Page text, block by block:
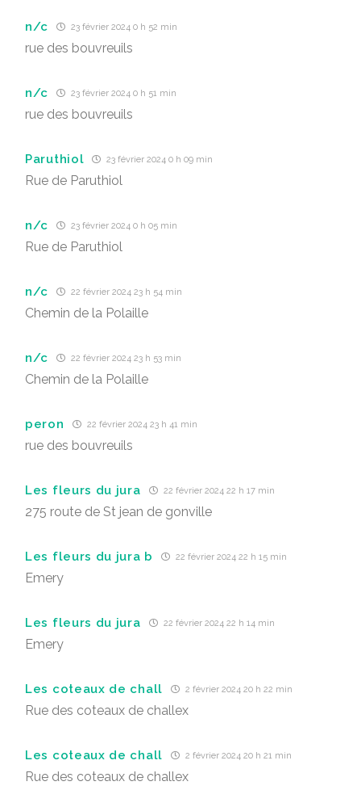
n/c 23 février 2024 0 h 52 min
rue des bouvreuils
n/c 23 février 2024 0 h 51 min
rue des bouvreuils
Paruthiol 23 février 2024 0 h 09 min
Rue de Paruthiol
n/c 23 février 2024 0 h 05 min
Rue de Paruthiol
n/c 22 février 2024 23 h 54 min
Chemin de la Polaille
n/c 22 février 2024 23 h 53 min
Chemin de la Polaille
peron 22 février 2024 23 h 41 min
rue des bouvreuils
Les fleurs du jura 22 février 2024 22 h 17 min
275 route de St jean de gonville
Les fleurs du jura b 22 février 2024 22 h 15 min
Emery
Les fleurs du jura 22 février 2024 22 h 14 min
Emery
Les coteaux de chall 2 février 2024 20 h 22 min
Rue des coteaux de challex
Les coteaux de chall 2 février 2024 20 h 21 min
Rue des coteaux de challex